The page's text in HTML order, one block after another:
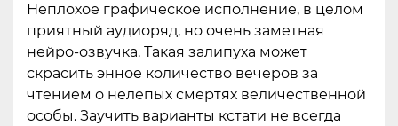
Неплохое графическое исполнение, в целом
приятный аудиоряд, но очень заметная
нейро-озвучка. Такая залипуха может
скрасить энное количество вечеров за
чтением о нелепых смертях величественной
особы. Заучить варианты кстати не всегда